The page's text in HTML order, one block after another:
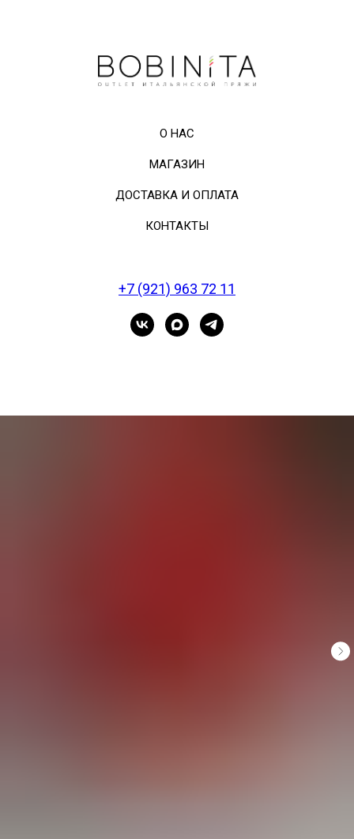
О НАС
МАГАЗИН
ДОСТАВКА И ОПЛАТА
КОНТАКТЫ
+7 (921) 963 72 11